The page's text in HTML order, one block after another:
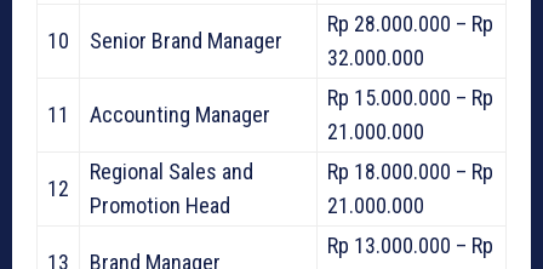
10 Senior Brand Manager
Rp 28.000.000 – Rp
32.000.000
11 Accounting Manager
Rp 15.000.000 – Rp
21.000.000
12
Regional Sales and
Promotion Head
Rp 18.000.000 – Rp
21.000.000
13 Brand Manager
Rp 13.000.000 – Rp